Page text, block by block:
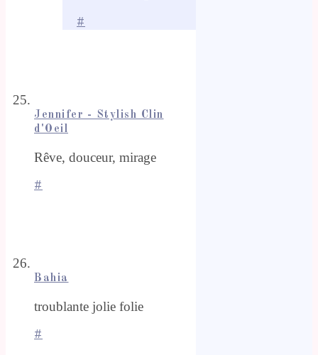
#
Jennifer - Stylish Clin
d'Oeil
Rêve, douceur, mirage
#
Bahia
troublante jolie folie
#